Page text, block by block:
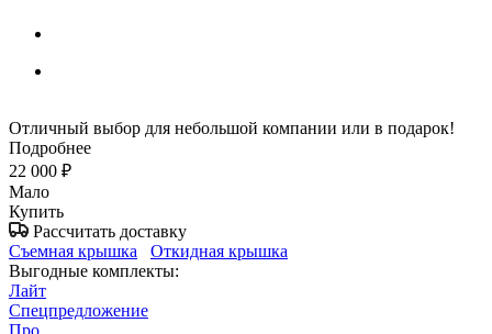
Отличный выбор для небольшой компании или в подарок!
Подробнее
22 000 ₽
Мало
Купить
Рассчитать доставку
Съемная крышка
Откидная крышка
Выгодные комплекты:
Лайт
Спецпредложение
Про